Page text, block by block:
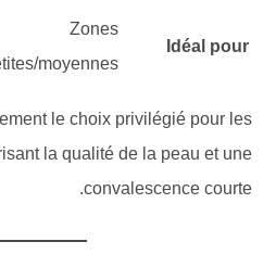
Idéal pour
Zones
petites/moyennes
le choix privilégié pour les
la qualité de la peau et une
convalescence courte.